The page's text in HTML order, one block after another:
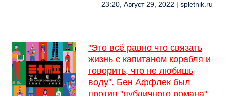
23:20, Август 29, 2022 | spletnik.ru
"Это всё равно что связать
жизнь с капитаном корабля и
говорить, что не любишь
воду". Бен Аффлек был
против "публичного романа",